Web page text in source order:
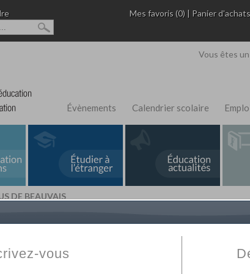
Mes favoris (0) | Panier
Vous êtes
Évènements Calendrier scolaire
DE BEAUVAIS
Fabert.com
votre établissement privé, du primaire au
scolaire et des cours à distance. Ce moteur
vous